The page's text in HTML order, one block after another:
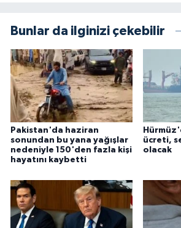
Bunlar da ilginizi çekebilir
Pakistan'da haziran
sonundan bu yana yağışlar
nedeniyle 150'den fazla kişi
hayatını kaybetti
ücreti,
olacak